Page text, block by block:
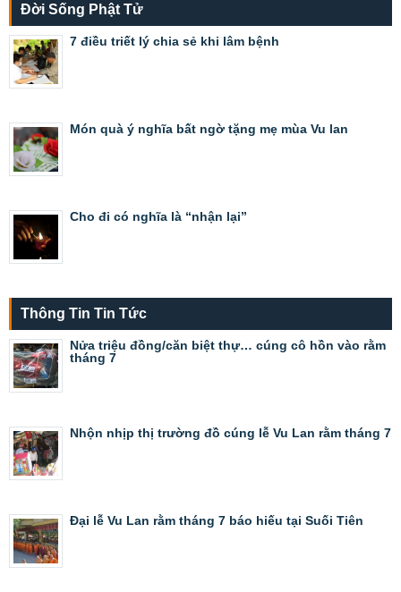
Đời Sống Phật Tử
7 điều triết lý chia sẻ khi lâm bệnh
Món quà ý nghĩa bất ngờ tặng mẹ mùa Vu lan
Cho đi có nghĩa là “nhận lại”
Thông Tin Tin Tức
Nửa triệu đồng/căn biệt thự… cúng cô hồn vào rằm
tháng 7
Nhộn nhịp thị trường đồ cúng lễ Vu Lan rằm tháng 7
Đại lễ Vu Lan rằm tháng 7 báo hiếu tại Suối Tiên